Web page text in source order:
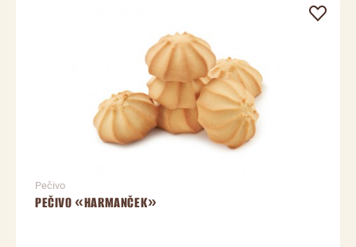
Pečivo
PEČIVO «HARMANČEK»